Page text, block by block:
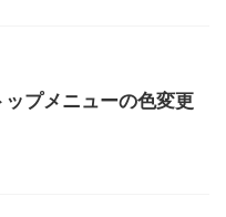
プメニューの色変更